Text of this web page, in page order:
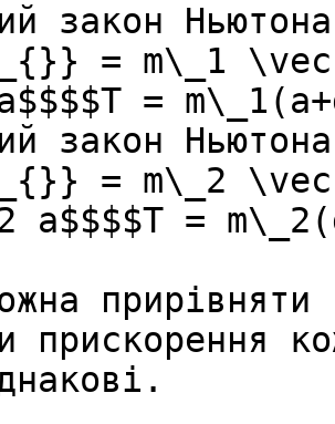
закон
= m\_1
=
закон
= m\_2
a$$$$T =
прирiвняти
прискорення